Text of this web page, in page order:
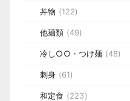
丼物 (122)
他麺類 (49)
冷し○○・つけ麺 (48)
刺身 (61)
和定食 (223)